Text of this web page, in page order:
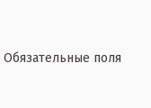
Обязательные поля